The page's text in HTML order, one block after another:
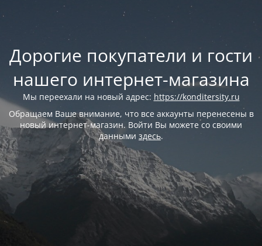
Дорогие покупатели и гости
нашего интернет-магазина
Мы переехали на новый адрес: https://konditersity.ru
Обращаем Ваше внимание, что все аккаунты перенесены в
новый интернет-магазин. Войти Вы можете со своими
данными здесь.